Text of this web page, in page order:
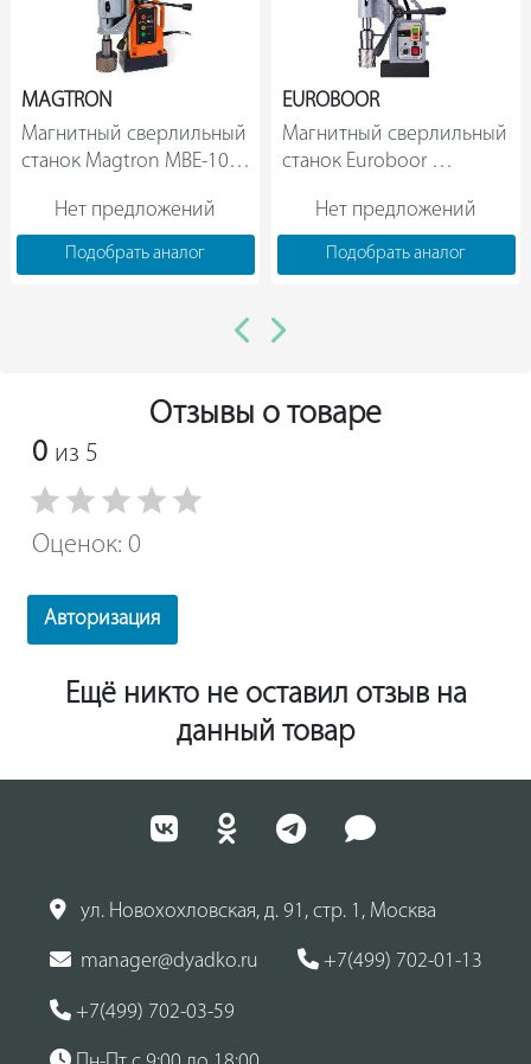
MAGTRON
Магнитный сверлильный
станок Magtron MBE-100
Нет предложений
Подобрать аналог
EUROBOOR
Магнитный сверлильный
станок Euroboor
Нет предложений
Подобрать аналог
Отзывы о товаре
0 из 5
Оценок: 0
Авторизация
Ещё никто не оставил отзыв на
данный товар
ул. Новохохловская, д. 91, стр. 1, Москва
manager@dyadko.ru +7(499) 702-01-13
+7(499) 702-03-59